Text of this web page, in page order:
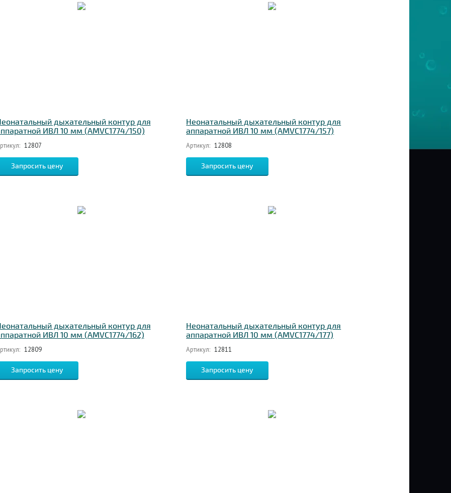
дыхательный контур для
ИВЛ 10 мм (AMVC1774/150)
12807
Запросить цену
Неонатальный дыхательный контур для
аппаратной ИВЛ 10 мм (AMVC1774/157)
Артикул: 12808
Запросить цену
дыхательный контур для
ИВЛ 10 мм (AMVC1774/162)
12809
Запросить цену
Неонатальный дыхательный контур для
аппаратной ИВЛ 10 мм (AMVC1774/177)
Артикул: 12811
Запросить цену